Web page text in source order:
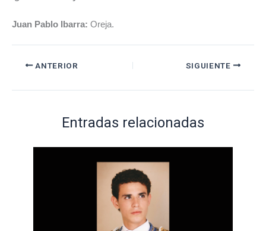
Juan Pablo Ibarra: Oreja.
ANTERIOR SIGUIENTE
Entradas relacionadas